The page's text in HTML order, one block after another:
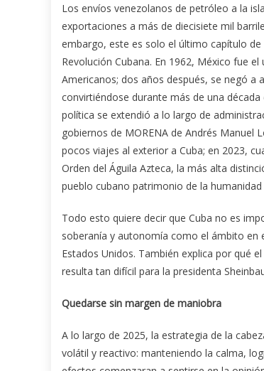
Los envíos venezolanos de petróleo a la
exportaciones a más de diecisiete mil
embargo, este es solo el último capítulo
Revolución Cubana. En 1962, México fue
Americanos; dos años después, se negó
convirtiéndose durante más de una
política se extendió a lo largo de
gobiernos de MORENA de Andrés Manuel
pocos viajes al exterior a Cuba; en 2023,
Orden del Águila Azteca, la más alta
pueblo cubano patrimonio de la
Todo esto quiere decir que Cuba no es
soberanía y autonomía como el ámbito en
Estados Unidos. También explica por qué
resulta tan difícil para la presidenta
Quedarse sin margen de maniobra
A lo largo de 2025, la estrategia de la
volátil y reactivo: manteniendo la calma,